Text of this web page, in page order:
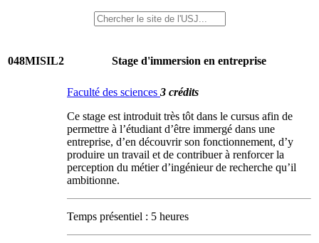
048MISIL2 Stage d'immersion en entreprise
Faculté des sciences 3 crédits
Ce stage est introduit très tôt dans le cursus afin de
permettre à l’étudiant d’être immergé dans une
entreprise, d’en découvrir son fonctionnement, d’y
produire un travail et de contribuer à renforcer la
perception du métier d’ingénieur de recherche qu’il
ambitionne.
Temps présentiel : 5 heures